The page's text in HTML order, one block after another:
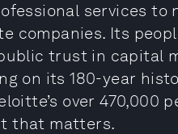
services to
companies. Its
trust in capital
on its 180-year
over 470,000
that matters.